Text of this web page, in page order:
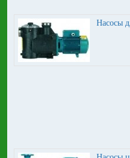
Насосы